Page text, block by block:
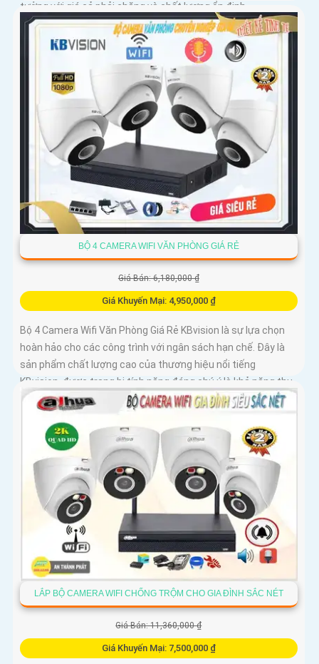
tưởng với giá cả phải chăng và chất lượng ổn định
BỘ 4 CAMERA WIFI VĂN PHÒNG GIÁ RẺ
Giá Bán: 6,180,000 ₫
Giá Khuyến Mại: 4,950,000 ₫
Bộ 4 Camera Wifi Văn Phòng Giá Rẻ KBvision là sự lựa chọn
hoàn hảo cho các công trình với ngân sách hạn chế. Đây là
sản phẩm chất lượng cao của thương hiệu nổi tiếng
KBvision, được trang bị tính năng đáng chú ý là khả năng thu
âm và loa tích hợp
LẮP BỘ CAMERA WIFI CHỐNG TRỘM CHO GIA ĐÌNH SẮC NÉT
Giá Bán: 11,360,000 ₫
Giá Khuyến Mại: 7,500,000 ₫